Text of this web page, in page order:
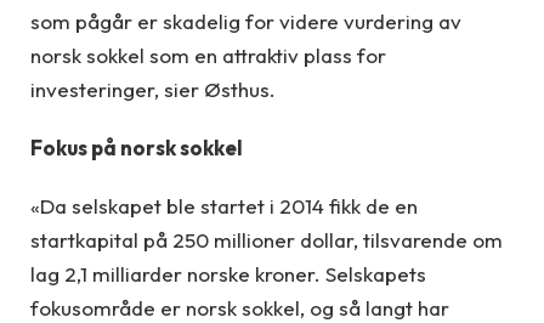
som pågår er skadelig for videre vurdering av
norsk sokkel som en attraktiv plass for
investeringer, sier Østhus.
Fokus på norsk sokkel
«Da selskapet ble startet i 2014 fikk de en
startkapital på 250 millioner dollar, tilsvarende om
lag 2,1 milliarder norske kroner. Selskapets
fokusområde er norsk sokkel, og så langt har